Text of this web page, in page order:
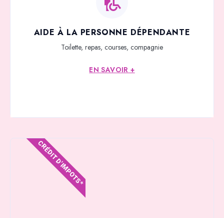
AIDE À LA PERSONNE DÉPENDANTE
Toilette, repas, courses, compagnie
EN SAVOIR +
CRÉDIT D'IMPOTS*